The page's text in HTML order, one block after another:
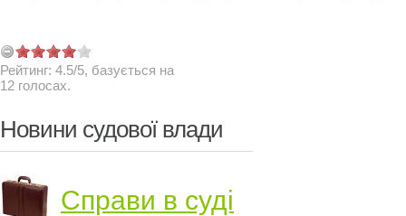
Рейтинг: 4.5/5, базується на
12 голосах.
Новини судової влади
Справи в суді